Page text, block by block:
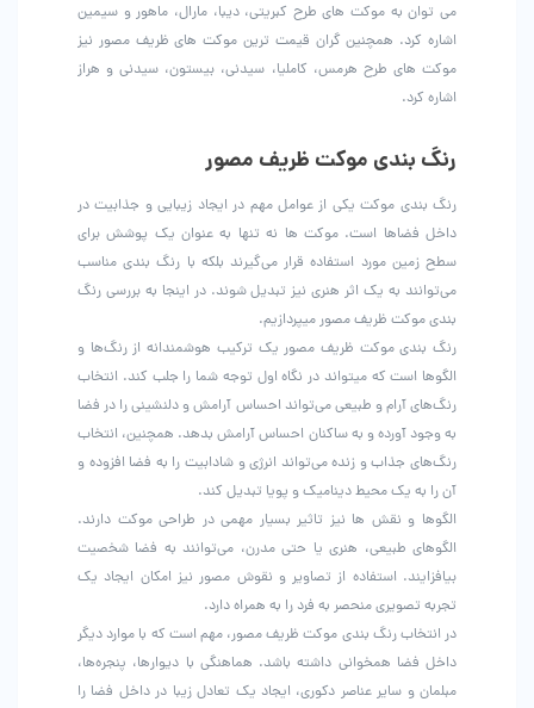
می توان به موکت های طرح کبریتی، دیبا، مارال، ماهور و سیمین
اشاره کرد. همچنین گران قیمت ترین موکت های ظریف مصور نیز
موکت های طرح هرمس، کاملیا، سیدنی، بیستون، سیدنی و هراز
اشاره کرد.
رنگ بندی موکت ظریف مصور
رنگ بندی موکت یکی از عوامل مهم در ایجاد زیبایی و جذابیت در
داخل فضاها است. موکت ها نه تنها به عنوان یک پوشش برای
سطح زمین مورد استفاده قرار می‌گیرند بلکه با رنگ بندی مناسب
می‌توانند به یک اثر هنری نیز تبدیل شوند. در اینجا به بررسی رنگ
بندی موکت ظریف مصور میپردازیم.
رنگ بندی موکت ظریف مصور یک ترکیب هوشمندانه از رنگ‌ها و
الگوها است که میتواند در نگاه اول توجه شما را جلب کند. انتخاب
رنگ‌های آرام و طبیعی می‌تواند احساس آرامش و دلنشینی را در فضا
به وجود آورده و به ساکنان احساس آرامش بدهد. همچنین، انتخاب
رنگ‌های جذاب و زنده می‌تواند انرژی و شادابیت را به فضا افزوده و
آن را به یک محیط دینامیک و پویا تبدیل کند.
الگوها و نقش ها نیز تاثیر بسیار مهمی در طراحی موکت دارند.
الگوهای طبیعی، هنری یا حتی مدرن، می‌توانند به فضا شخصیت
بیافزایند. استفاده از تصاویر و نقوش مصور نیز امکان ایجاد یک
تجربه تصویری منحصر به فرد را به همراه دارد.
در انتخاب رنگ بندی موکت ظریف مصور، مهم است که با موارد دیگر
داخل فضا همخوانی داشته باشد. هماهنگی با دیوارها، پنجره‌ها،
مبلمان و سایر عناصر دکوری، ایجاد یک تعادل زیبا در داخل فضا را